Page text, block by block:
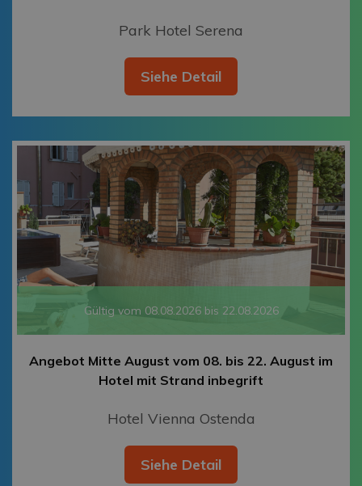
Park Hotel Serena
Siehe Detail
Gültig vom 08.08.2026 bis 22.08.2026
Angebot Mitte August vom 08. bis 22. August im
Hotel mit Strand inbegrift
Hotel Vienna Ostenda
Siehe Detail